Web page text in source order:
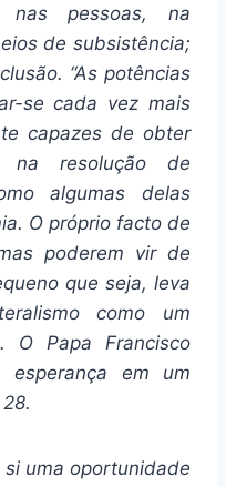
nas pessoas, na
de subsistência;
“As potências
se cada vez mais
capazes de obter
na resolução de
algumas delas
O próprio facto de
poderem vir de
que seja, leva
como um
O Papa Francisco
em um
uma oportunidade